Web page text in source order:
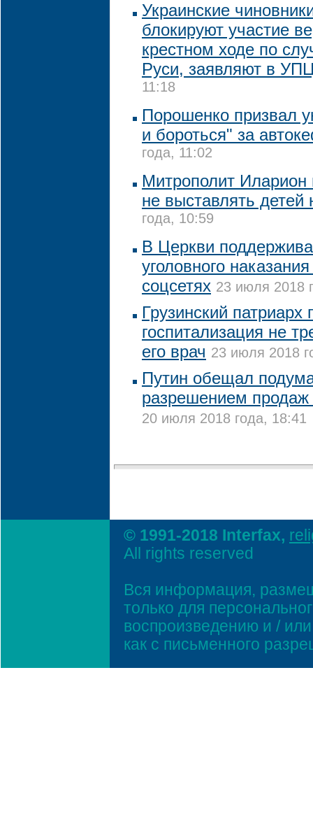
Украинские
блокируют участие
крестном ходе по
Руси, заявляют в
11:18
Порошенко призвал
и бороться" за
года, 11:02
Митрополит Иларион
не выставлять детей
года, 10:59
В Церкви
уголовного
соцсетях 23 июля 2018
Грузинский патриарх
госпитализация не
его врач 23 июля 2018
Путин обещал
разрешением продаж
20 июля 2018 года, 18:41
© 1991-2018 Interfax,
All rights reserved
Вся информация,
только для
воспроизведению и /
как с письменного